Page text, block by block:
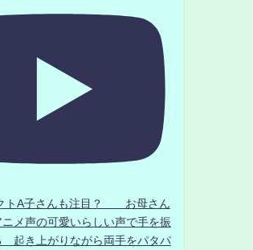
トA子さんも注目？ お母さん
メ声の可愛いらしい声で手を振
起き上がりながら両手をパタパ